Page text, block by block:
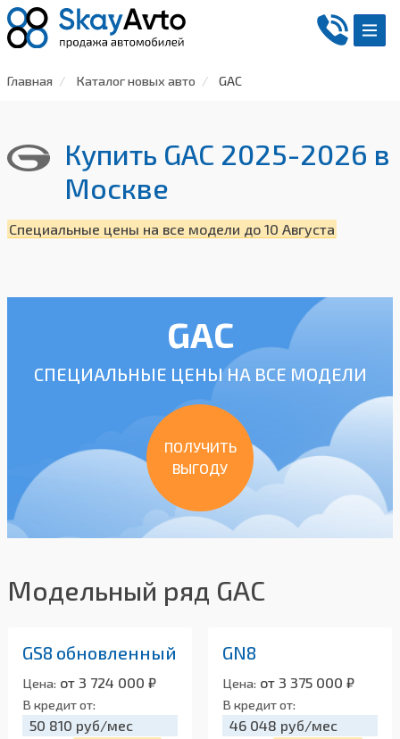
Главная Каталог новых авто GAC
Купить GAC 2025-2026 в
Москве
Специальные цены на все модели до 10 Августа
GAC
СПЕЦИАЛЬНЫЕ ЦЕНЫ НА ВСЕ МОДЕЛИ
ПОЛУЧИТЬ
ВЫГОДУ
Модельный ряд GAC
GS8 обновленный
Цена: от 3 724 000 ₽
В кредит от:
50 810 руб/мес
GN8
Цена: от 3 375 000 ₽
В кредит от:
46 048 руб/мес